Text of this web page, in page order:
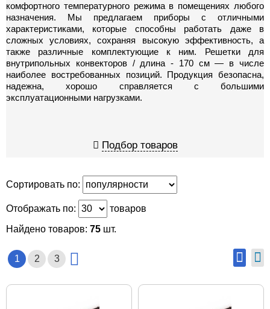
комфортного температурного режима в помещениях любого
назначения. Мы предлагаем приборы с отличными
характеристиками, которые способны работать даже в
сложных условиях, сохраняя высокую эффективность, а
также различные комплектующие к ним. Решетки для
внутрипольных конвекторов / длина - 170 см — в числе
наиболее востребованных позиций. Продукция безопасна,
надежна, хорошо справляется с большими
эксплуатационными нагрузками.
Подбор товаров
Сортировать по:
Отображать по:
товаров
Найдено товаров: 75 шт.
1 2 3